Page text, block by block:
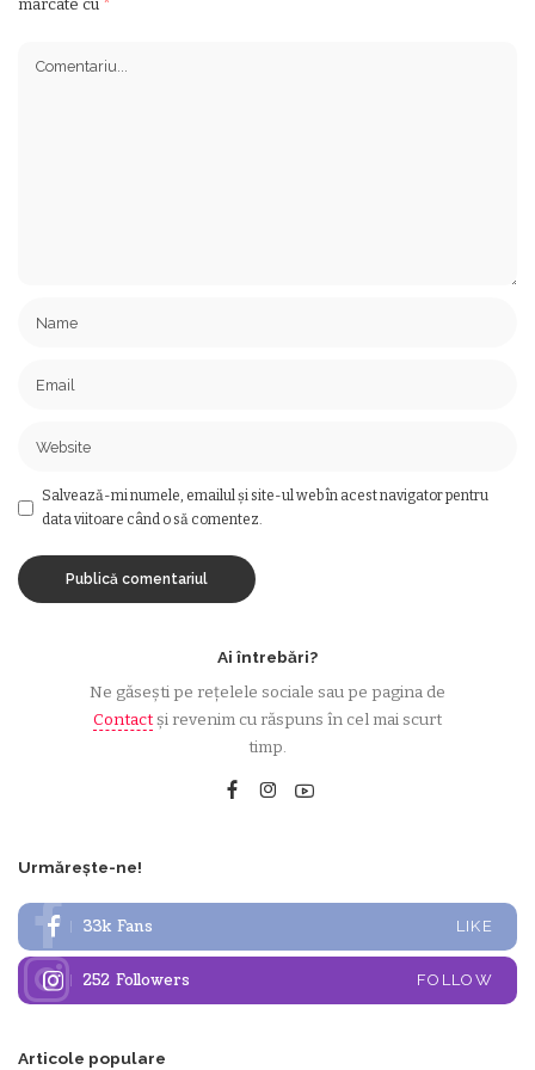
marcate cu *
Salvează-mi numele, emailul și site-ul web în acest navigator pentru
data viitoare când o să comentez.
Ai întrebări?
Ne găsești pe rețelele sociale sau pe pagina de
Contactși revenim cu răspuns în cel mai scurt
timp.
Urmărește-ne!
33k Fans LIKE
252 Followers FOLLOW
Articole populare